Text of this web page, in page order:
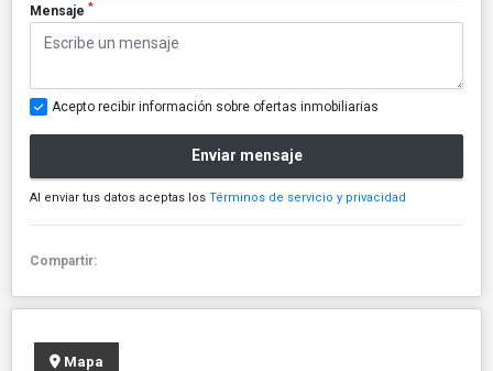
Mensaje *
Acepto recibir información sobre ofertas inmobiliarias
Enviar mensaje
Al enviar tus datos aceptas los Términos de servicio y privacidad
Compartir:
Mapa